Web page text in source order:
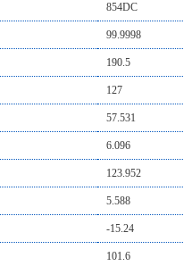
854DC
99.9998
190.5
127
57.531
6.096
123.952
5.588
-15.24
101.6